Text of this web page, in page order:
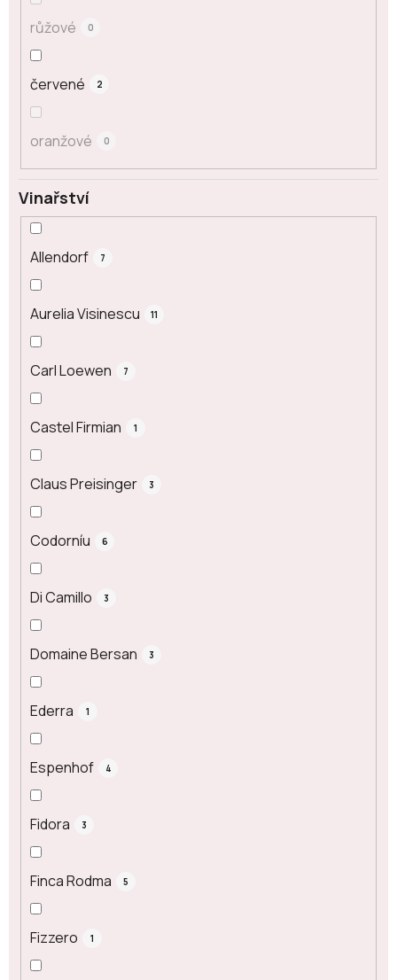
růžové 0
červené 2
oranžové 0
Vinařství
Allendorf 7
Aurelia Visinescu 11
Carl Loewen 7
Castel Firmian 1
Claus Preisinger 3
Codorníu 6
Di Camillo 3
Domaine Bersan 3
Ederra 1
Espenhof 4
Fidora 3
Finca Rodma 5
Fizzero 1